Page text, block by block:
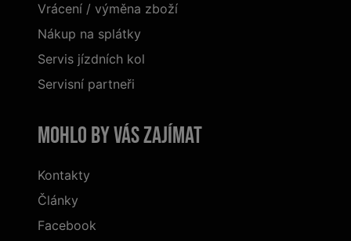
Vrácení / výměna zboží
Nákup na splátky
Servis jízdních kol
Servisní partneři
Mohlo by vás zajímat
Kontakty
Články
Facebook